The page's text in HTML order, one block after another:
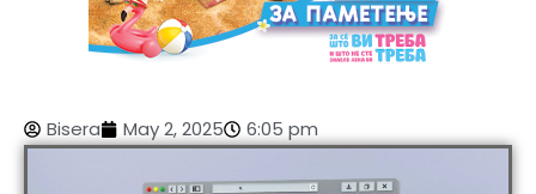
Bisera May 2, 2025 6:05 pm